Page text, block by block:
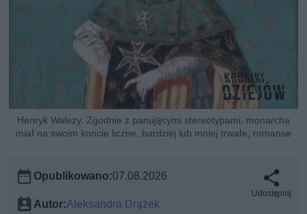
Henryk Walezy. Zgodnie z panującymi stereotypami, monarcha
miał na swoim koncie liczne, bardziej lub mniej trwałe, romanse
Opublikowano:07.08.2026
Autor:Aleksandra Drążek
Udostępnij